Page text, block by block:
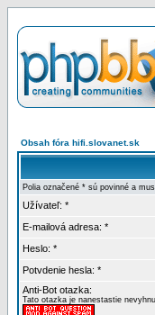
Obsah fóra hifi.slovanet.sk
Polia označené * sú povinné a
Užívateľ: *
E-mailová adresa: *
Heslo: *
Potvdenie hesla: *
Anti-Bot otazka:
Tato otazka je nanestastie